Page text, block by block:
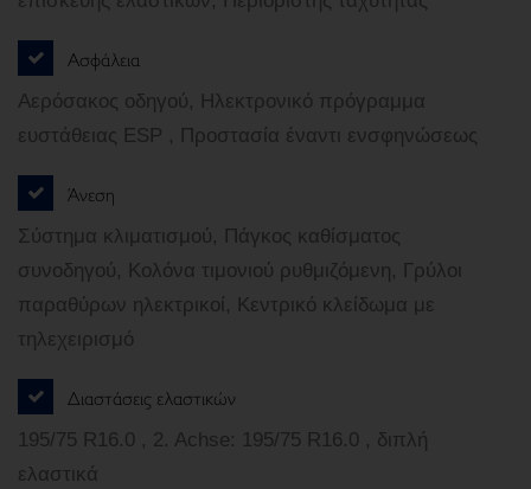
Ασφάλεια
Αερόσακος οδηγού, Ηλεκτρονικό πρόγραμμα
ευστάθειας ESP , Προστασία έναντι ενσφηνώσεως
Άνεση
Σύστημα κλιματισμού, Πάγκος καθίσματος
συνοδηγού, Κολόνα τιμονιού ρυθμιζόμενη, Γρύλοι
παραθύρων ηλεκτρικοί, Κεντρικό κλείδωμα με
τηλεχειρισμό
Διαστάσεις ελαστικών
195/75 R16.0 , 2. Achse: 195/75 R16.0 , διπλή
ελαστικά